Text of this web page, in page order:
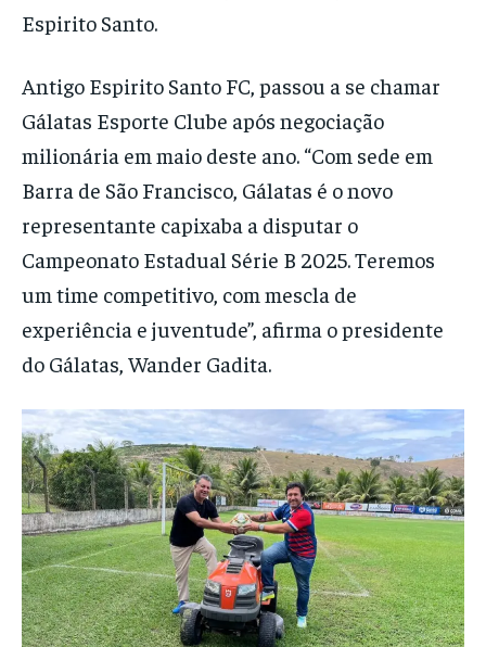
Espirito Santo.
Antigo Espirito Santo FC, passou a se chamar
Gálatas Esporte Clube após negociação
milionária em maio deste ano. “Com sede em
Barra de São Francisco, Gálatas é o novo
representante capixaba a disputar o
Campeonato Estadual Série B 2025. Teremos
um time competitivo, com mescla de
experiência e juventude”, afirma o presidente
do Gálatas, Wander Gadita.